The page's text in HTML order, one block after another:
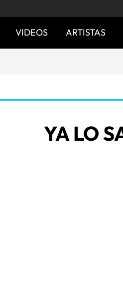
VIDEOS ARTISTAS
YA LO